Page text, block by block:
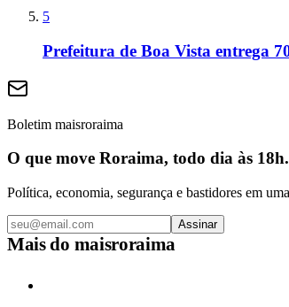
5
Prefeitura de Boa Vista entrega
Boletim maisroraima
O que move Roraima, todo dia às 18h.
Política, economia, segurança e bastidores em
Assinar
Mais do maisroraima